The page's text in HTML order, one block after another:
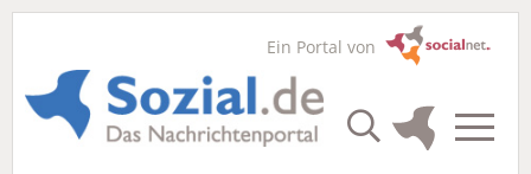
Ein Portal von